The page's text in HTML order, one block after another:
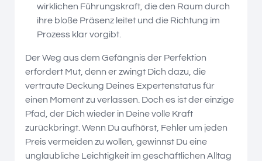
wirklichen Führungskraft, die den Raum durch
ihre bloße Präsenz leitet und die Richtung im
Prozess klar vorgibt.
Der Weg aus dem Gefängnis der Perfektion
erfordert Mut, denn er zwingt Dich dazu, die
vertraute Deckung Deines Expertenstatus für
einen Moment zu verlassen. Doch es ist der einzige
Pfad, der Dich wieder in Deine volle Kraft
zurückbringt. Wenn Du aufhörst, Fehler um jeden
Preis vermeiden zu wollen, gewinnst Du eine
unglaubliche Leichtigkeit im geschäftlichen Alltag